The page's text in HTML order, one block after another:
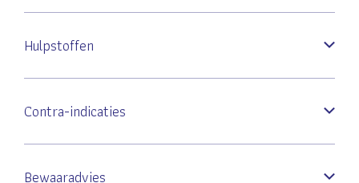
Hulpstoffen
Contra-indicaties
Bewaaradvies